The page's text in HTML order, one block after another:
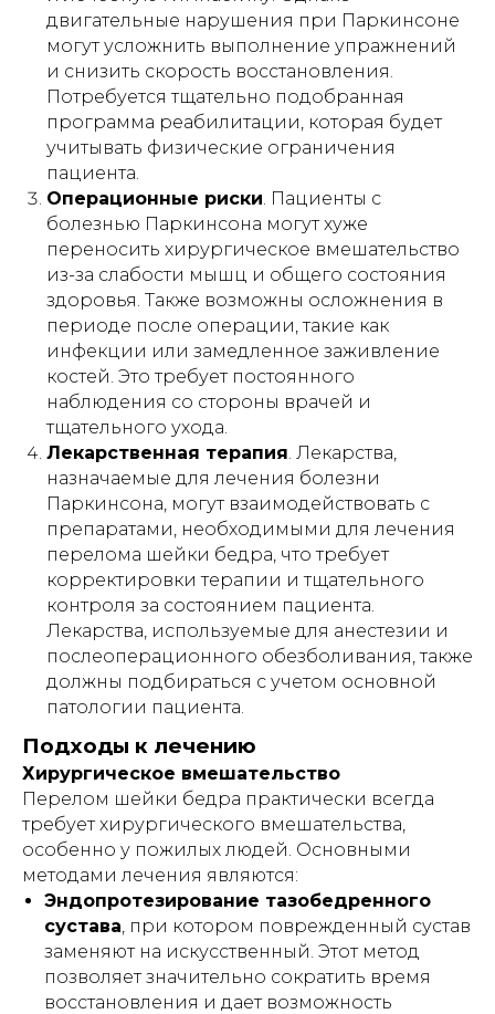
двигательные нарушения при Паркинсоне
могут усложнить выполнение упражнений
и снизить скорость восстановления.
Потребуется тщательно подобранная
программа реабилитации, которая будет
учитывать физические ограничения
пациента.
Операционные риски. Пациенты с
болезнью Паркинсона могут хуже
переносить хирургическое вмешательство
из-за слабости мышц и общего состояния
здоровья. Также возможны осложнения в
периоде после операции, такие как
инфекции или замедленное заживление
костей. Это требует постоянного
наблюдения со стороны врачей и
тщательного ухода.
Лекарственная терапия. Лекарства,
назначаемые для лечения болезни
Паркинсона, могут взаимодействовать с
препаратами, необходимыми для лечения
перелома шейки бедра, что требует
корректировки терапии и тщательного
контроля за состоянием пациента.
Лекарства, используемые для анестезии и
послеоперационного обезболивания, также
должны подбираться с учетом основной
патологии пациента.
Подходы к лечению
Хирургическое вмешательство
Перелом шейки бедра практически всегда
требует хирургического вмешательства,
особенно у пожилых людей. Основными
методами лечения являются:
Эндопротезирование тазобедренного
сустава, при котором поврежденный сустав
заменяют на искусственный. Этот метод
позволяет значительно сократить время
восстановления и дает возможность